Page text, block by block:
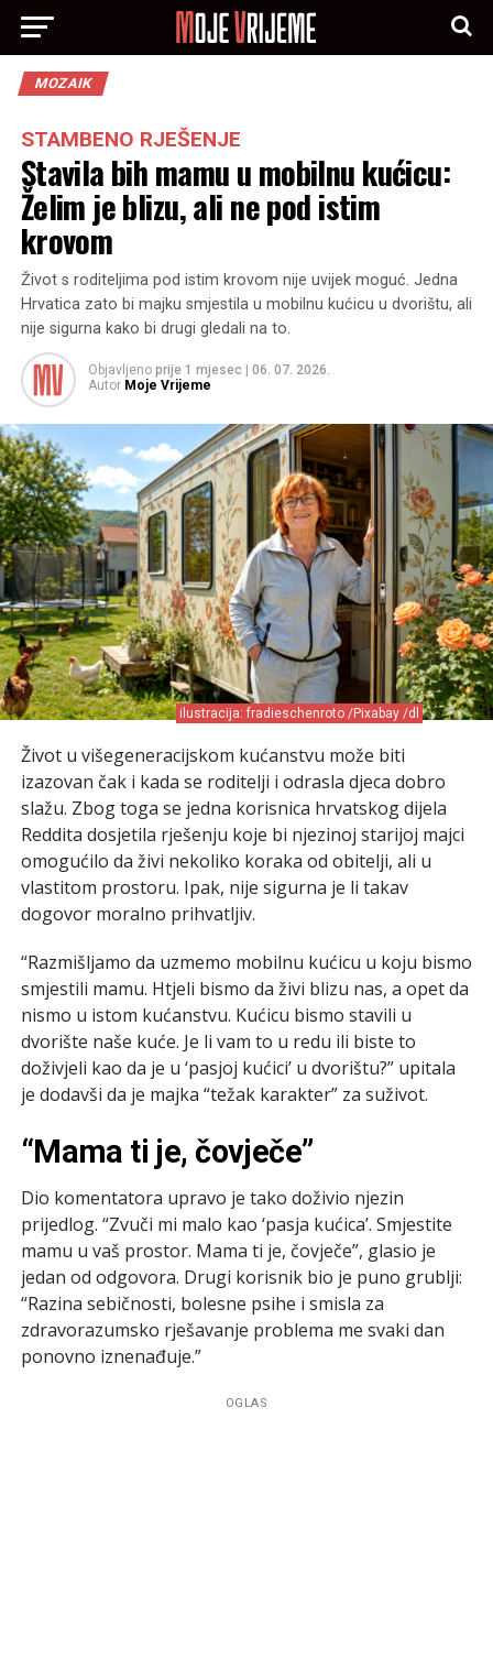
MOZAIK
STAMBENO RJEŠENJE
Stavila bih mamu u mobilnu kućicu:
Želim je blizu, ali ne pod istim
krovom
Život s roditeljima pod istim krovom nije uvijek moguć. Jedna
Hrvatica zato bi majku smjestila u mobilnu kućicu u dvorištu, ali
nije sigurna kako bi drugi gledali na to.
Objavljeno prije 1 mjesec
06. 07. 2026.
Autor Moje Vrijeme
ilustracija: fradieschenroto /Pixabay /dl
Život u višegeneracijskom kućanstvu može biti
izazovan čak i kada se roditelji i odrasla djeca dobro
slažu. Zbog toga se jedna korisnica hrvatskog dijela
Reddita dosjetila rješenju koje bi njezinoj starijoj majci
omogućilo da živi nekoliko koraka od obitelji, ali u
vlastitom prostoru. Ipak, nije sigurna je li takav
dogovor moralno prihvatljiv.
“Razmišljamo da uzmemo mobilnu kućicu u koju bismo
smjestili mamu. Htjeli bismo da živi blizu nas, a opet da
nismo u istom kućanstvu. Kućicu bismo stavili u
dvorište naše kuće. Je li vam to u redu ili biste to
doživjeli kao da je u ‘pasjoj kućici’ u dvorištu?” upitala
je dodavši da je majka “težak karakter” za suživot.
“Mama ti je, čovječe”
Dio komentatora upravo je tako doživio njezin
prijedlog. “Zvuči mi malo kao ‘pasja kućica’. Smjestite
mamu u vaš prostor. Mama ti je, čovječe”, glasio je
jedan od odgovora. Drugi korisnik bio je puno grublji:
“Razina sebičnosti, bolesne psihe i smisla za
zdravorazumsko rješavanje problema me svaki dan
ponovno iznenađuje.”
OGLAS